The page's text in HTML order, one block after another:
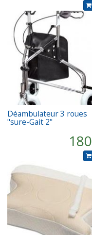
Déambulateur 3 roues
"sure-Gait 2"
180